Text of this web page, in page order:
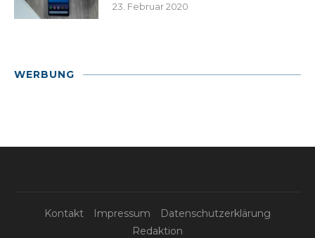
23. Februar 2020
WERBUNG
Kontakt Impressum
Datenschutzerklärung
Redaktion